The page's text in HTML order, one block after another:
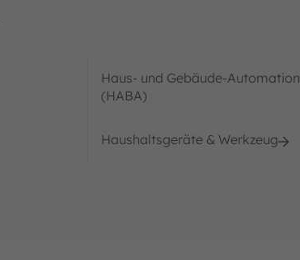
Haus- und Gebäude-Automation
(HABA)
Haushaltsgeräte & Werkzeug